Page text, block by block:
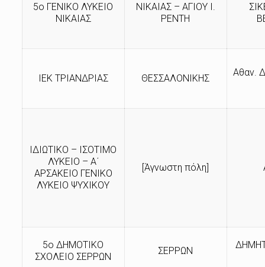
5ο ΓΕΝΙΚΟ ΛΥΚΕΙΟ
ΝΙΚΑΙΑΣ
ΝΙΚΑΙΑΣ – ΑΓΙΟΥ Ι.
ΡΕΝΤΗ
ΙΕΚ ΤΡΙΑΝΔΡΙΑΣ ΘΕΣΣΑΛΟΝΙΚΗΣ
Αθαν.
ΙΔΙΩΤΙΚΟ – ΙΣΟΤΙΜΟ
ΛΥΚΕΙΟ – Α΄
ΑΡΣΑΚΕΙΟ ΓΕΝΙΚΟ
ΛΥΚΕΙΟ ΨΥΧΙΚΟΥ
[Άγνωστη πόλη]
5ο ΔΗΜΟΤΙΚΟ
ΣΧΟΛΕΙΟ ΣΕΡΡΩΝ
ΣΕΡΡΩΝ